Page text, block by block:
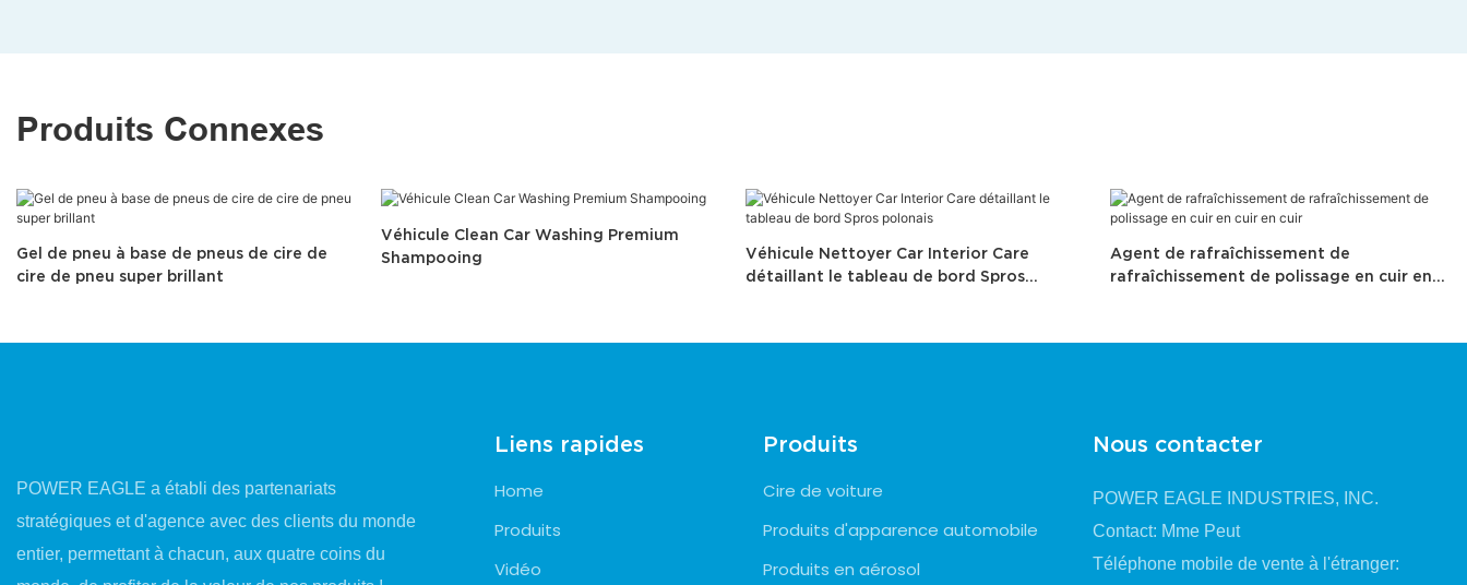
Produits Connexes
Gel de pneu à base de pneus de cire de
cire de pneu super brillant
Véhicule Clean Car Washing Premium
Shampooing
Véhicule Nettoyer Car Interior Care
détaillant le tableau de bord Spros
Agent de rafraîchissement de
rafraîchissement de polissage en cuir en
POWER EAGLE a établi des partenariats
stratégiques et d'agence avec des clients du monde
entier, permettant à chacun, aux quatre coins du
Liens rapides
Home
Produits
Vidéo
Produits
Cire de voiture
Produits d'apparence automobile
Produits en aérosol
Nous contacter
POWER EAGLE INDUSTRIES, INC.
Contact: Mme Peut
Téléphone mobile de vente à l'étranger: